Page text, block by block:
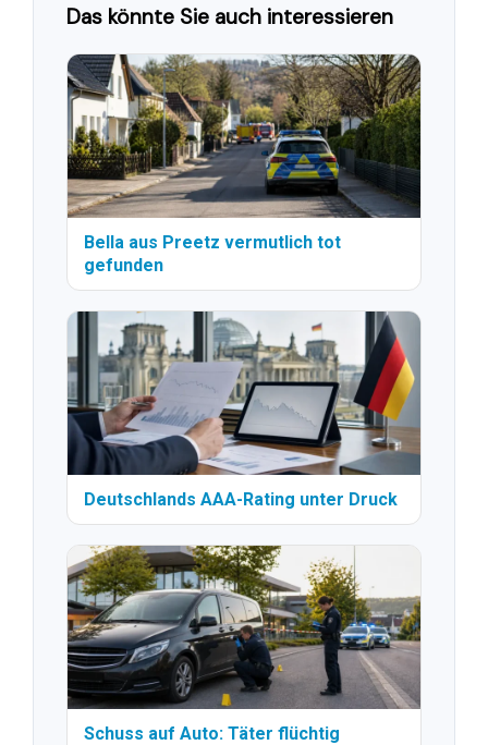
Das könnte Sie auch interessieren
Bella aus Preetz vermutlich tot
gefunden
Deutschlands AAA-Rating unter Druck
Schuss auf Auto: Täter flüchtig